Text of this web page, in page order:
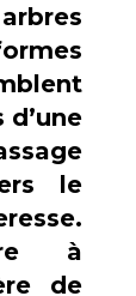
le
à
de